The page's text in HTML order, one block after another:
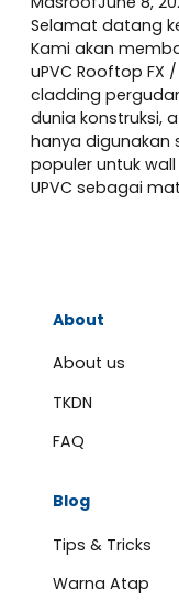
Selamat datang
Kami akan
uPVC Rooftop FX
cladding
dunia konstruksi,
hanya digunakan
populer untuk
UPVC sebagai
About
About us
TKDN
FAQ
Blog
Tips & Tricks
Warna Atap